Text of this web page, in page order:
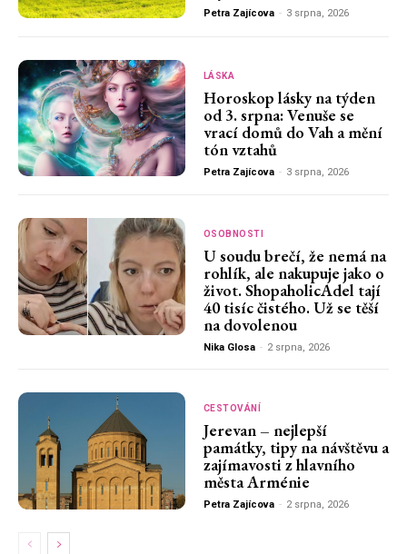
Petra Zajícova - 3 srpna, 2026
LÁSKA
Horoskop lásky na týden
od 3. srpna: Venuše se
vrací domů do Vah a mění
tón vztahů
Petra Zajícova - 3 srpna, 2026
OSOBNOSTI
U soudu brečí, že nemá na
rohlík, ale nakupuje jako o
život. ShopaholicAdel tají
40 tisíc čistého. Už se těší
na dovolenou
Nika Glosa - 2 srpna, 2026
CESTOVÁNÍ
Jerevan – nejlepší
památky, tipy na návštěvu a
zajímavosti z hlavního
města Arménie
Petra Zajícova - 2 srpna, 2026